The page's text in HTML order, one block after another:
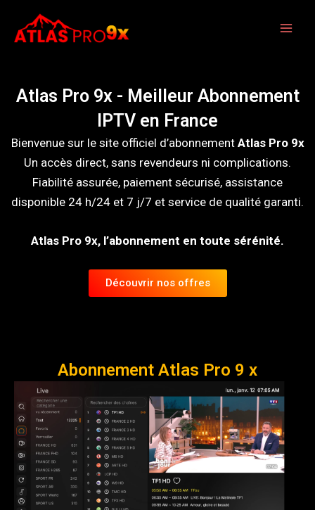
content
Atlas Pro 9x - Meilleur Abonnement
IPTV en France
Bienvenue sur le site officiel d’abonnement Atlas Pro 9x
Un accès direct, sans revendeurs ni complications.
Fiabilité assurée, paiement sécurisé, assistance
disponible 24 h/24 et 7 j/7 et service de qualité garanti.
Atlas Pro 9x, l’abonnement en toute sérénité.
Découvrir nos offres
Abonnement Atlas Pro 9 x